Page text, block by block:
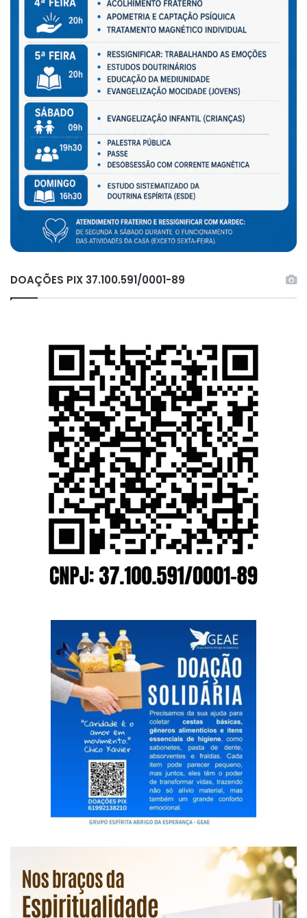
DOAÇÕES PIX 37.100.591/0001-89